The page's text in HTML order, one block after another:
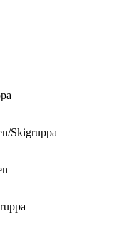
Skigruppa